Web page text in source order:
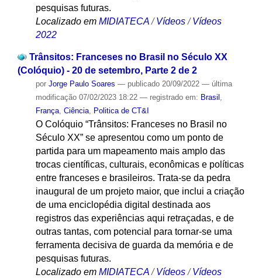
pesquisas futuras.
Localizado em MIDIATECA /Vídeos /Vídeos
2022
Trânsitos: Franceses no Brasil no Século XX
(Colóquio) - 20 de setembro, Parte 2 de 2
por Jorge Paulo Soares — publicado20/09/2022 — última
modificação07/02/2023 18:22 — registrado em: Brasil ,
França, Ciência, Politica de CT&I
O Colóquio “Trânsitos: Franceses no Brasil no
Século XX” se apresentou como um ponto de
partida para um mapeamento mais amplo das
trocas científicas, culturais, econômicas e políticas
entre franceses e brasileiros. Trata-se da pedra
inaugural de um projeto maior, que inclui a criação
de uma enciclopédia digital destinada aos
registros das experiências aqui retraçadas, e de
outras tantas, com potencial para tornar-se uma
ferramenta decisiva de guarda da memória e de
pesquisas futuras.
Localizado em MIDIATECA /Vídeos /Vídeos